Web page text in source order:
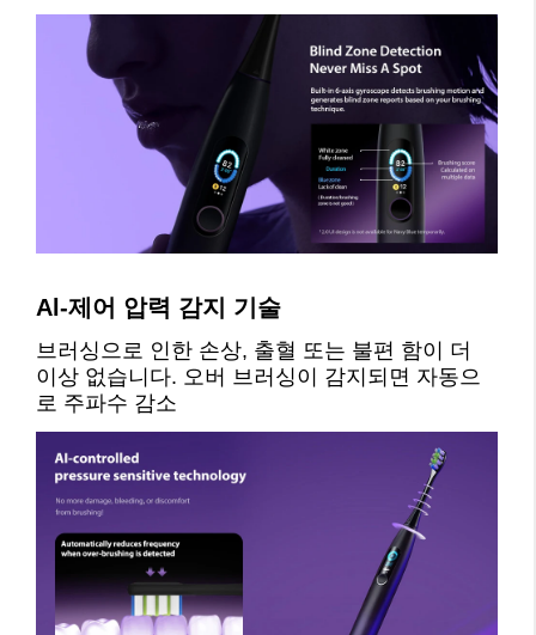
Al-제어 압력 감지 기술
브러싱으로 인한 손상, 출혈 또는 불편 함이 더
이상 없습니다. 오버 브러싱이 감지되면 자동으
로 주파수 감소